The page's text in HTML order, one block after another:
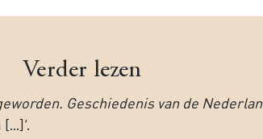
Verder lezen
Geschiedenis van de